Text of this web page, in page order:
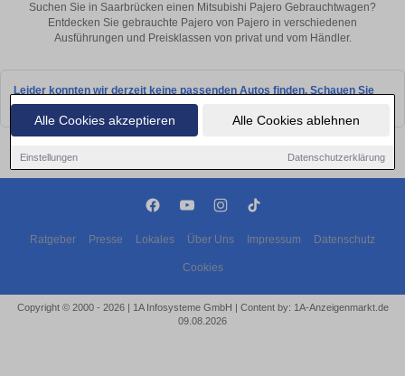
Alle Cookies akzeptieren Alle Cookies ablehnen
Einstellungen Datenschutzerklärung
Suchen Sie in Saarbrücken einen Mitsubishi Pajero Gebrauchtwagen?
Entdecken Sie gebrauchte Pajero von Pajero in verschiedenen
Ausführungen und Preisklassen von privat und vom Händler.
Leider konnten wir derzeit keine passenden Autos finden. Schauen Sie
bald wieder vorbei!
Ratgeber Presse Lokales Über Uns Impressum Datenschutz
Cookies
Copyright © 2000 - 2026 | 1A Infosysteme GmbH | Content by: 1A-Anzeigenmarkt.de
09.08.2026